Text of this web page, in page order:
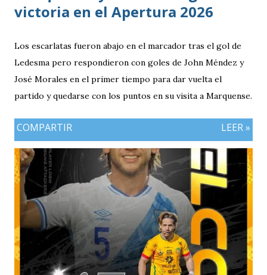
victoria en el Apertura 2026
Los escarlatas fueron abajo en el marcador tras el gol de
Ledesma pero respondieron con goles de John Méndez y
José Morales en el primer tiempo para dar vuelta el
partido y quedarse con los puntos en su visita a Marquense.
COMPARTIR LEER »